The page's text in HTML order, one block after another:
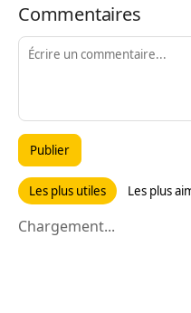
Commentaires
Publier
Les plus utiles Les plus
Chargement...